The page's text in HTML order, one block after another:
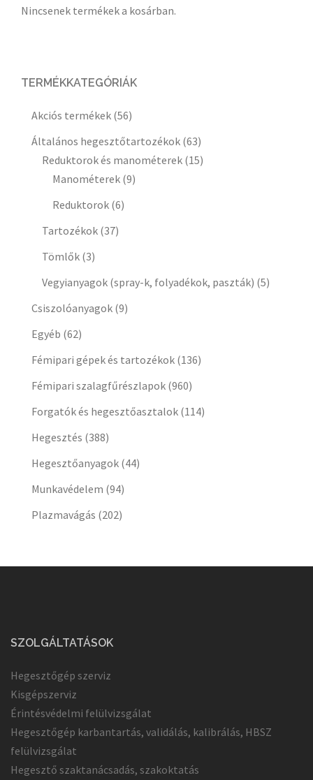
Nincsenek termékek a kosárban.
TERMÉKKATEGÓRIÁK
Akciós termékek (56)
Általános hegesztőtartozékok (63)
Reduktorok és manométerek (15)
Manométerek (9)
Reduktorok (6)
Tartozékok (37)
Tömlők (3)
Vegyianyagok (spray-k, folyadékok, paszták) (5)
Csiszolóanyagok (9)
Egyéb (62)
Fémipari gépek és tartozékok (136)
Fémipari szalagfűrészlapok (960)
Forgatók és hegesztőasztalok (114)
Hegesztés (388)
Hegesztőanyagok (44)
Munkavédelem (94)
Plazmavágás (202)
SZOLGÁLTATÁSOK
Hegesztőgép szerviz
Kisgépszerviz
Érintésvédelmi felülvizsgálat
Hegesztőgép karbantartás, validálás, kalibrálás, HBSZ
felülvizsgálat
Hegesztő szaktanácsadás, szakoktatás